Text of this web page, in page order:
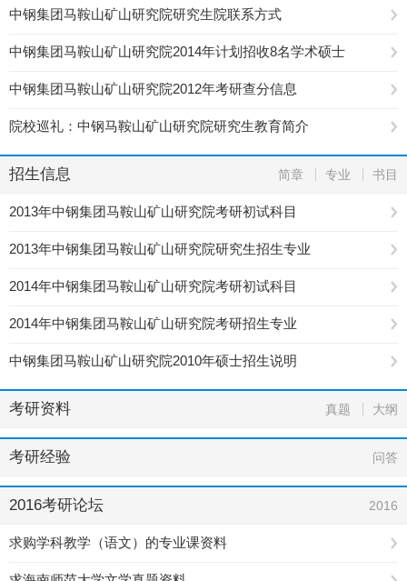
中钢集团马鞍山矿山研究院研究生院联系方式
中钢集团马鞍山矿山研究院2014年计划招收8名学术硕士
中钢集团马鞍山矿山研究院2012年考研查分信息
院校巡礼：中钢马鞍山矿山研究院研究生教育简介
招生信息 简章 专业 书目
2013年中钢集团马鞍山矿山研究院考研初试科目
2013年中钢集团马鞍山矿山研究院研究生招生专业
2014年中钢集团马鞍山矿山研究院考研初试科目
2014年中钢集团马鞍山矿山研究院考研招生专业
中钢集团马鞍山矿山研究院2010年硕士招生说明
考研资料 真题 大纲
考研经验 问答
2016考研论坛 2016
求购学科教学（语文）的专业课资料